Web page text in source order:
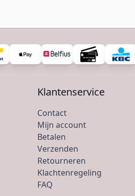
Klantenservice
Contact
Mijn account
Betalen
Verzenden
Retourneren
Klachtenregeling
FAQ